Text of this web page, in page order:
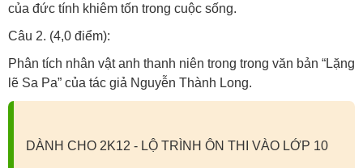
của đức tính khiêm tốn trong cuộc sống.
Câu 2. (4,0 điểm):
Phân tích nhân vật anh thanh niên trong trong văn bản “Lặng
lẽ Sa Pa” của tác giả Nguyễn Thành Long.
DÀNH CHO 2K12 - LỘ TRÌNH ÔN THI VÀO LỚP 10